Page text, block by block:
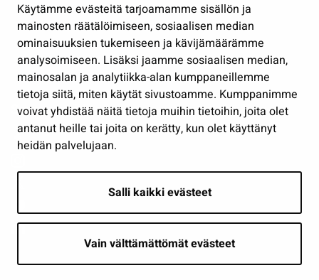
Käytämme evästeitä tarjoamamme sisällön ja
mainosten räätälöimiseen, sosiaalisen median
ominaisuuksien tukemiseen ja kävijämäärämme
analysoimiseen. Lisäksi jaamme sosiaalisen median,
mainosalan ja analytiikka-alan kumppaneillemme
tietoja siitä, miten käytät sivustoamme. Kumppanimme
voivat yhdistää näitä tietoja muihin tietoihin, joita olet
antanut heille tai joita on kerätty, kun olet käyttänyt
heidän palvelujaan.
Salli kaikki evästeet
Vain välttämättömät evästeet
Työ ja yrittäminen
Osallistu ja asioi
Näytä omat evästeasetukseni
Seuraa meitä